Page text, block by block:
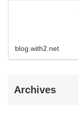
blog.with2.net
Archives